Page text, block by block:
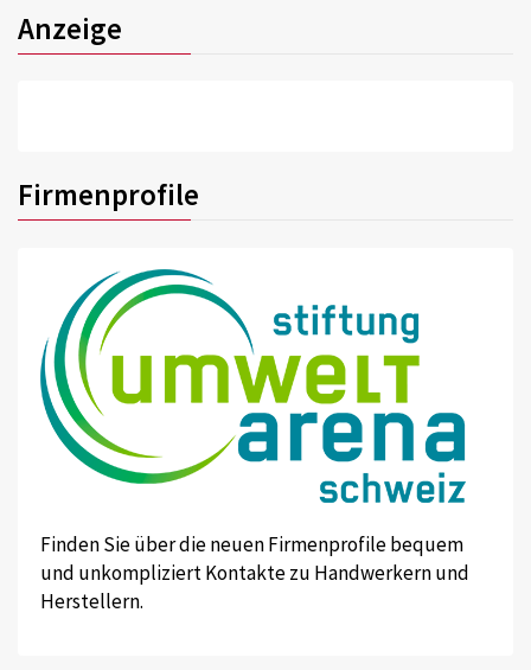
Anzeige
Firmenprofile
Finden Sie über die neuen Firmenprofile bequem
und unkompliziert Kontakte zu Handwerkern und
Herstellern.